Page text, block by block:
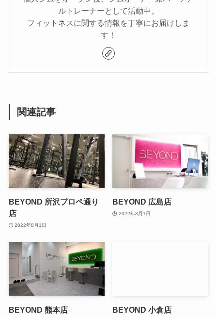
ルトレーナーとして活動中。
フィットネスに関する情報を丁寧にお届けしま
す！
関連記事
BEYOND 所沢プロペ通り
店
2022年8月1日
BEYOND 広島店
2022年8月1日
BEYOND 熊本店 BEYOND 小倉店